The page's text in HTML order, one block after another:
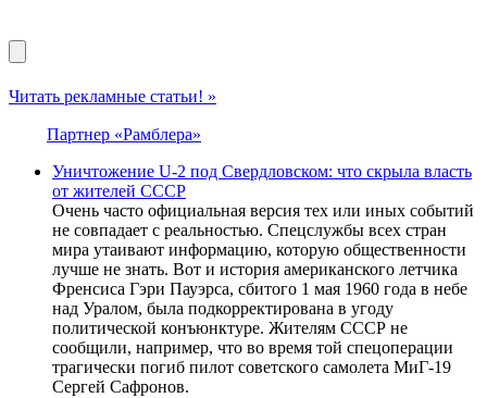
Читать рекламные статьи! »
Партнер «Рамблера»
Уничтожение U-2 под Свердловском: что скрыла власть
от жителей СССР
Очень часто официальная версия тех или иных событий
не совпадает с реальностью. Спецслужбы всех стран
мира утаивают информацию, которую общественности
лучше не знать. Вот и история американского летчика
Френсиса Гэри Пауэрса, сбитого 1 мая 1960 года в небе
над Уралом, была подкорректирована в угоду
политической конъюнктуре. Жителям СССР не
сообщили, например, что во время той спецоперации
трагически погиб пилот советского самолета МиГ-19
Сергей Сафронов.